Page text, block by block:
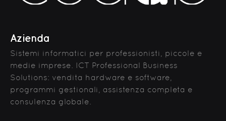
Azienda
Sistemi informatici per professionisti, piccole e
medie imprese. ICT Professional Business
Solutions: vendita hardware e software,
programmi gestionali, assistenza completa e
consulenza globale.